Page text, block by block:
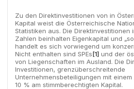
Zu den Direktinvestitionen von in
Kapital weist die Österreichische
Statistiken aus. Die Direktinvestitionen
Zahlen beinhalten Eigenkapital und
handelt es sich vorwiegend um
Nicht enthalten sind SPEs[1] und der
von Liegenschaften im Ausland. Die
Investitionen, grenzüberschreitende
Unternehmensbeteiligungen mit
10 % am stimmberechtigten Kapital.